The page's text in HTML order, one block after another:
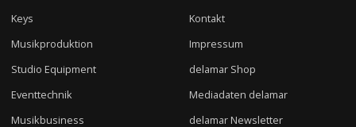
Keys
Musikproduktion
Studio Equipment
Eventtechnik
Musikbusiness
Kontakt
Impressum
delamar Shop
Mediadaten delamar
delamar Newsletter